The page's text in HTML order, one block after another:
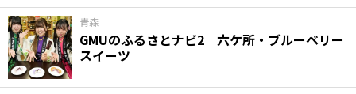
青森
GMUのふるさとナビ2 六ケ所・ブルーベリー
スイーツ